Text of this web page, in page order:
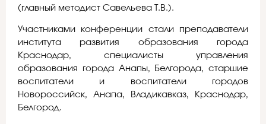
(главный методист Савельева Т.В.).
Участниками конференции стали преподаватели
института развития образования города
Краснодар, специалисты управления
образования города Анапы, Белгорода, старшие
воспитатели и воспитатели городов
Новороссийск, Анапа, Владикавказ, Краснодар,
Белгород.